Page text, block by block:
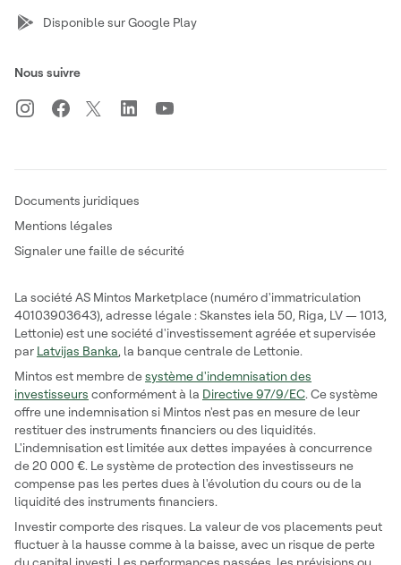
Disponible sur Google Play
Nous suivre
Documents juridiques
Mentions légales
Signaler une faille de sécurité
La société AS Mintos Marketplace (numéro d'immatriculation
40103903643), adresse légale : Skanstes iela 50, Riga, LV — 1013,
Lettonie) est une société d'investissement agréée et supervisée
par Latvijas Banka, la banque centrale de Lettonie.
Mintos est membre desystème d'indemnisation des
investisseurs conformément à la Directive 97/9/EC. Ce système
offre une indemnisation si Mintos n'est pas en mesure de leur
restituer des instruments financiers ou des liquidités.
L'indemnisation est limitée aux dettes impayées à concurrence
de 20 000 €. Le système de protection des investisseurs ne
compense pas les pertes dues à l'évolution du cours ou de la
liquidité des instruments financiers.
Investir comporte des risques. La valeur de vos placements peut
fluctuer à la hausse comme à la baisse, avec un risque de perte
du capital investi. Les performances passées, les prévisions ou